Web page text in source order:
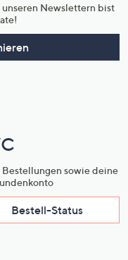
Newslettern bist
sowie deine
Bestell-Status